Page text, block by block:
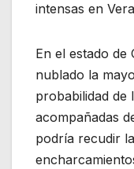
intensas en
En el estado de
nublado la
probabilidad de
acompañadas
podría recudir